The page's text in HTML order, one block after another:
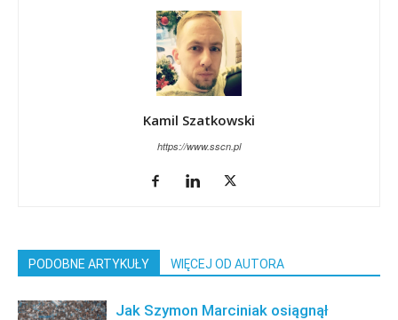
Kamil Szatkowski
https://www.sscn.pl
PODOBNE ARTYKUŁY WIĘCEJ OD AUTORA
Jak Szymon Marciniak osiągnął